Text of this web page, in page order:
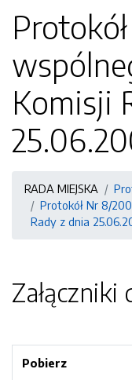
Komisji
RADA MIEJSKA
Protokół Nr 8/
Rady z dnia
Pobierz